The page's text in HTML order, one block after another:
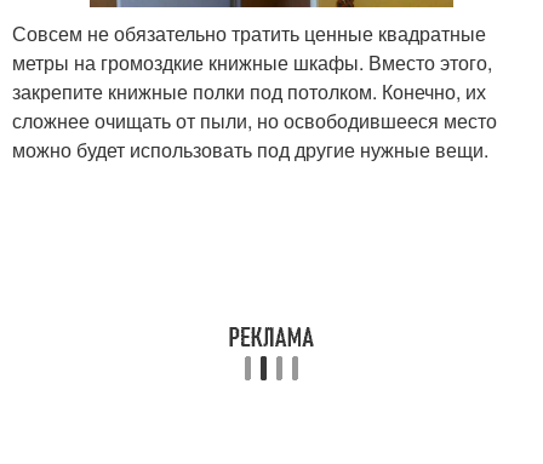
Совсем не обязательно тратить ценные квадратные
метры на громоздкие книжные шкафы. Вместо этого,
закрепите книжные полки под потолком. Конечно, их
сложнее очищать от пыли, но освободившееся место
можно будет использовать под другие нужные вещи.